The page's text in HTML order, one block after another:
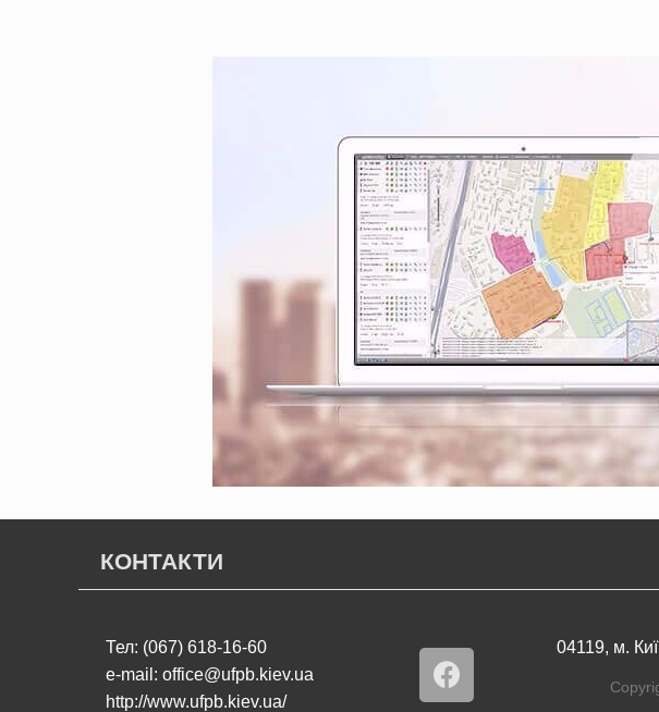
КОНТАКТИ
Тел: (067) 618-16-60
e-mail: office@ufpb.kiev.ua
http://www.ufpb.kiev.ua/
04119, м.